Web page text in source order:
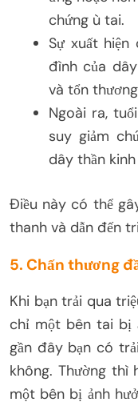
chứng ù tai.
Sự xuất
đình của
và tổn
Ngoài ra,
suy giảm
dây thần
Điều này có thể
thanh và dẫn đến
5. Chấn thương
Khi bạn trải qua
chỉ một bên tai bị
gần đây bạn có
không. Thường thì
một bên bị ảnh